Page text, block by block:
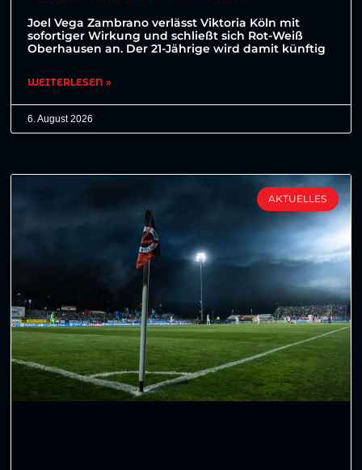
Joel Vega Zambrano verlässt Viktoria Köln mit
sofortiger Wirkung und schließt sich Rot-Weiß
Oberhausen an. Der 21-Jährige wird damit künftig
WEITERLESEN »
6. August 2026
AKTUELLES